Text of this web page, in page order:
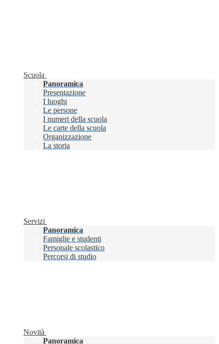
Scuola
Panoramica
Presentazione
I luoghi
Le persone
I numeri della scuola
Le carte della scuola
Organizzazione
La storia
Servizi
Panoramica
Famiglie e studenti
Personale scolastico
Percorsi di studio
Novità
Panoramica